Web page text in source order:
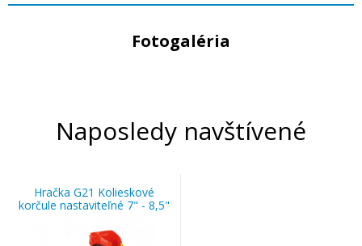
Fotogaléria
Naposledy navštívené
Hračka G21 Kolieskové
korčule nastaviteľné 7" - 8,5"